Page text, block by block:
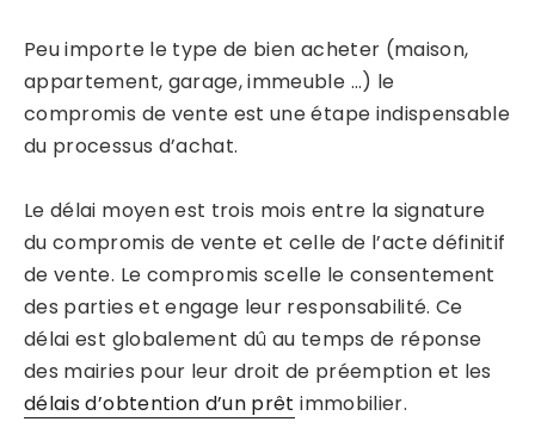
Peu importe le type de bien acheter (maison,
appartement, garage, immeuble …) le
compromis de vente est une étape indispensable
du processus d’achat.
Le délai moyen est trois mois entre la signature
du compromis de vente et celle de l’acte définitif
de vente. Le compromis scelle le consentement
des parties et engage leur responsabilité. Ce
délai est globalement dû au temps de réponse
des mairies pour leur droit de préemption et les
délais d’obtention d’un prêt immobilier.